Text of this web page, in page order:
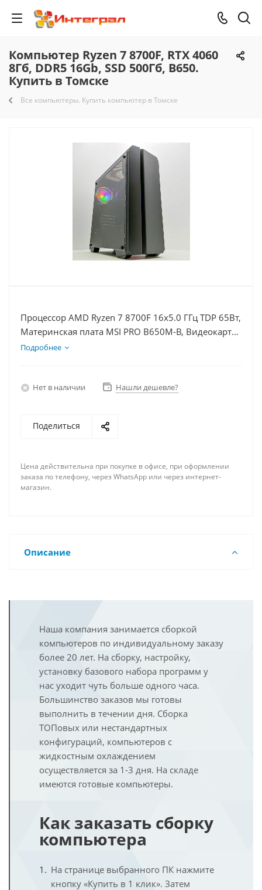
Компьютер Ryzen 7 8700F, RTX 4060
8Гб, DDR5 16Gb, SSD 500Гб, B650.
Купить в Томске
Все компьютеры. Купить компьютер в Томске
Процессор AMD Ryzen 7 8700F 16x5.0 ГГц TDP 65Вт,
Материнская плата MSI PRO B650M-B, Видеокарта
RTX 4060 8Гб, Память DDR5 16Gb, Диски
Подробнее
Нет в наличии Нашли дешевле?
Поделиться
Цена действительна при покупке в офисе, при оформлении
заказа по телефону, через WhatsApp или через интернет-
магазин.
Описание
Наша компания занимается сборкой
компьютеров по индивидуальному заказу
более 20 лет. На сборку, настройку,
установку базового набора программ у
нас уходит чуть больше одного часа.
Большинство заказов мы готовы
выполнить в течении дня. Сборка
ТОПовых или нестандартных
конфигураций, компьютеров с
жидкостным охлаждением
осуществляется за 1-3 дня. На складе
имеются готовые компьютеры.
Как заказать сборку
компьютера
На странице выбранного ПК нажмите
кнопку «Купить в 1 клик». Затем